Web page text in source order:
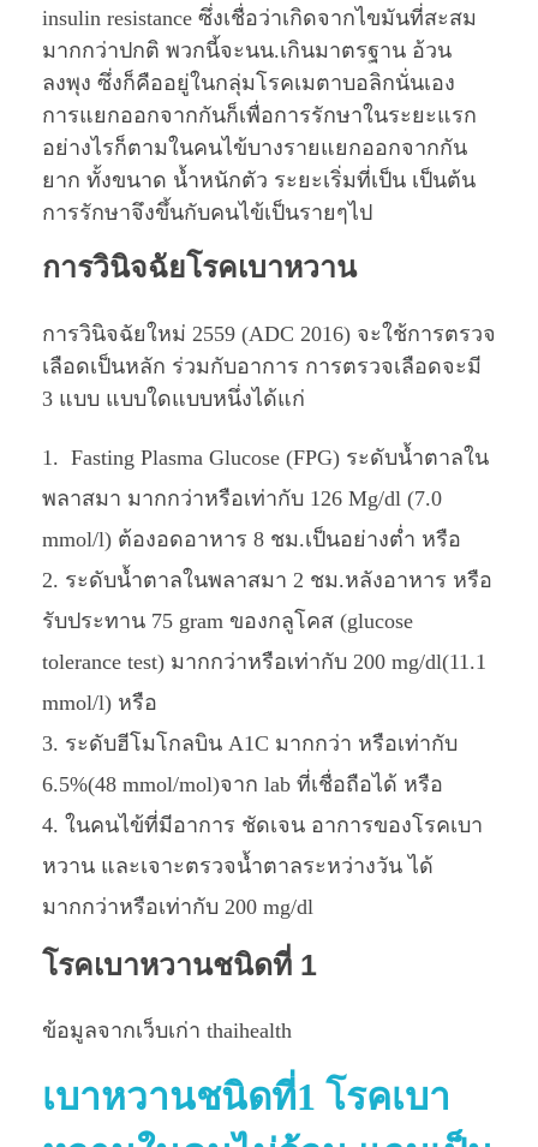
insulin resistance ซึ่งเชื่อว่าเกิดจากไขมันที่สะสม
มากกว่าปกติ พวกนี้จะนน.เกินมาตรฐาน อ้วน
ลงพุง ซึ่งก็คืออยู่ในกลุ่มโรคเมตาบอลิกนั่นเอง
การแยกออกจากกันก็เพื่อการรักษาในระยะแรก
อย่างไรก็ตามในคนไข้บางรายแยกออกจากกัน
ยาก ทั้งขนาด น้ำหนักตัว ระยะเริ่มที่เป็น เป็นต้น
การรักษาจึงขึ้นกับคนไข้เป็นรายๆไป
การวินิจฉัยโรคเบาหวาน
การวินิจฉัยใหม่ 2559 (ADC 2016) จะใช้การตรวจ
เลือดเป็นหลัก ร่วมกับอาการ การตรวจเลือดจะมี
3 แบบ แบบใดแบบหนึ่งได้แก่
Fasting Plasma Glucose (FPG) ระดับน้ำตาลใน
พลาสมา มากกว่าหรือเท่ากับ 126 Mg/dl (7.0
mmol/l) ต้องอดอาหาร 8 ชม.เป็นอย่างต่ำ หรือ
ระดับน้ำตาลในพลาสมา 2 ชม.หลังอาหาร หรือ
รับประทาน 75 gram ของกลูโคส (glucose
tolerance test) มากกว่าหรือเท่ากับ 200 mg/dl(11.1
mmol/l) หรือ
ระดับฮีโมโกลบิน A1C มากกว่า หรือเท่ากับ
6.5%(48 mmol/mol)จาก lab ที่เชื่อถือได้ หรือ
ในคนไข้ที่มีอาการ ชัดเจน อาการของโรคเบา
หวาน และเจาะตรวจน้ำตาลระหว่างวัน ได้
มากกว่าหรือเท่ากับ 200 mg/dl
โรคเบาหวานชนิดที่ 1
ข้อมูลจากเว็บเก่า thaihealth
เบาหวานชนิดที่1 โรคเบา